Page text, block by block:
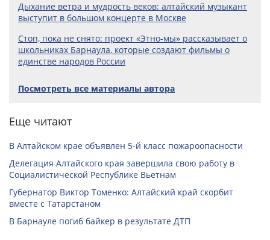
Дыхание ветра и мудрость веков: алтайский музыкант
выступит в большом концерте в Москве
Стоп, пока не снято: проект «Этно-мы» рассказывает о
школьниках Барнаула, которые создают фильмы о
единстве народов России
Посмотреть все материалы автора
Еще читают
В Алтайском крае объявлен 5-й класс пожароопасности
Делегация Алтайского края завершила свою работу в
Социалистической Республике Вьетнам
Губернатор Виктор Томенко: Алтайский край скорбит
вместе с Татарстаном
В Барнауле погиб байкер в результате ДТП